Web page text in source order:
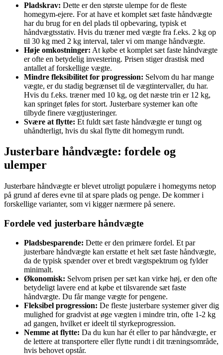
Pladskrav: Dette er den største ulempe for de fleste
homegym-ejere. For at have et komplet sæt faste håndvægte
har du brug for en del plads til opbevaring, typisk et
håndvægtsstativ. Hvis du træner med vægte fra f.eks. 2 kg op
til 30 kg med 2 kg interval, taler vi om mange håndvægte.
Høje omkostninger: At købe et komplet sæt faste håndvægte
er ofte en betydelig investering. Prisen stiger drastisk med
antallet af forskellige vægte.
Mindre fleksibilitet for progression: Selvom du har mange
vægte, er du stadig begrænset til de vægtintervaller, du har.
Hvis du f.eks. træner med 10 kg, og det næste trin er 12 kg,
kan springet føles for stort. Justerbare systemer kan ofte
tilbyde finere vægtjusteringer.
Svære at flytte: Et fuldt sæt faste håndvægte er tungt og
uhåndterligt, hvis du skal flytte dit homegym rundt.
Justerbare håndvægte: fordele og
ulemper
Justerbare håndvægte er blevet utroligt populære i homegyms netop
på grund af deres evne til at spare plads og penge. De kommer i
forskellige varianter, som vi kigger nærmere på senere.
Fordele ved justerbare håndvægte
Pladsbesparende: Dette er den primære fordel. Et par
justerbare håndvægte kan erstatte et helt sæt faste håndvægte,
da de typisk spænder over et bredt vægtspektrum og fylder
minimalt.
Økonomisk: Selvom prisen per sæt kan virke høj, er den ofte
betydeligt lavere end at købe et tilsvarende sæt faste
håndvægte. Du får mange vægte for pengene.
Fleksibel progression: De fleste justerbare systemer giver dig
mulighed for gradvist at øge vægten i mindre trin, ofte 1-2 kg
ad gangen, hvilket er ideelt til styrkeprogression.
Nemme at flytte: Da du kun har ét eller to par håndvægte, er
de lettere at transportere eller flytte rundt i dit træningsområde,
hvis behovet opstår.